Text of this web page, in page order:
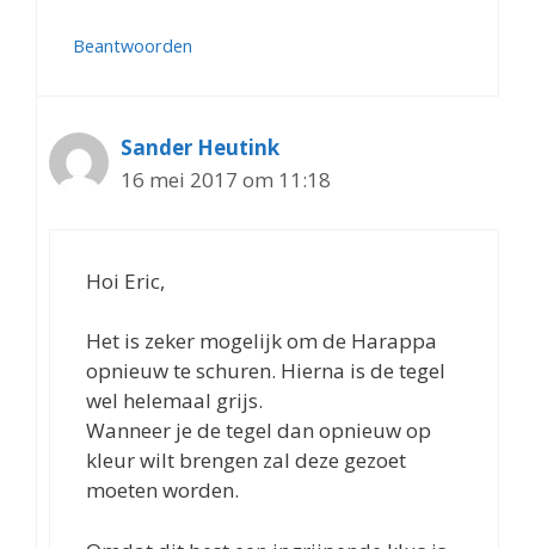
Beantwoorden
Sander Heutink
16 mei 2017 om 11:18
Hoi Eric,
Het is zeker mogelijk om de Harappa
opnieuw te schuren. Hierna is de tegel
wel helemaal grijs.
Wanneer je de tegel dan opnieuw op
kleur wilt brengen zal deze gezoet
moeten worden.